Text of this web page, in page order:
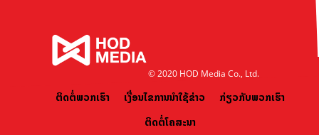
© 2020 HOD Media Co., Ltd.
ຕິດຕໍ່ພວກເຮົາ ເງື່ອນໄຂການນຳໃຊ້ຂ່າວ
ກ່ຽວກັບພວກເຮົາ
ຕິດຕໍ່ໂຄສະນາ